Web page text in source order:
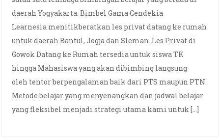
daerah Yogyakarta. Bimbel Gama Cendekia
Learnesia menitikberatkan les privat datang ke rumah
untuk daerah Bantul, Jogja dan Sleman. Les Privat di
Gowok Datang ke Rumah tersedia untuk siswa TK
hingga Mahasiswa yang akan dibimbing langsung
oleh tentor berpengalaman baik dari PTS maupun PTN.
Metode belajar yang menyenangkan dan jadwal belajar
yang fleksibel menjadi strategi utama kami untuk […]